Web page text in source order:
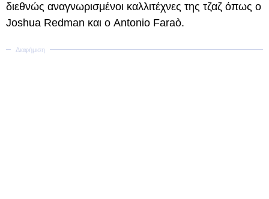
διεθνώς αναγνωρισμένοι καλλιτέχνες της τζαζ όπως ο
Joshua Redman και ο Antonio Faraò.